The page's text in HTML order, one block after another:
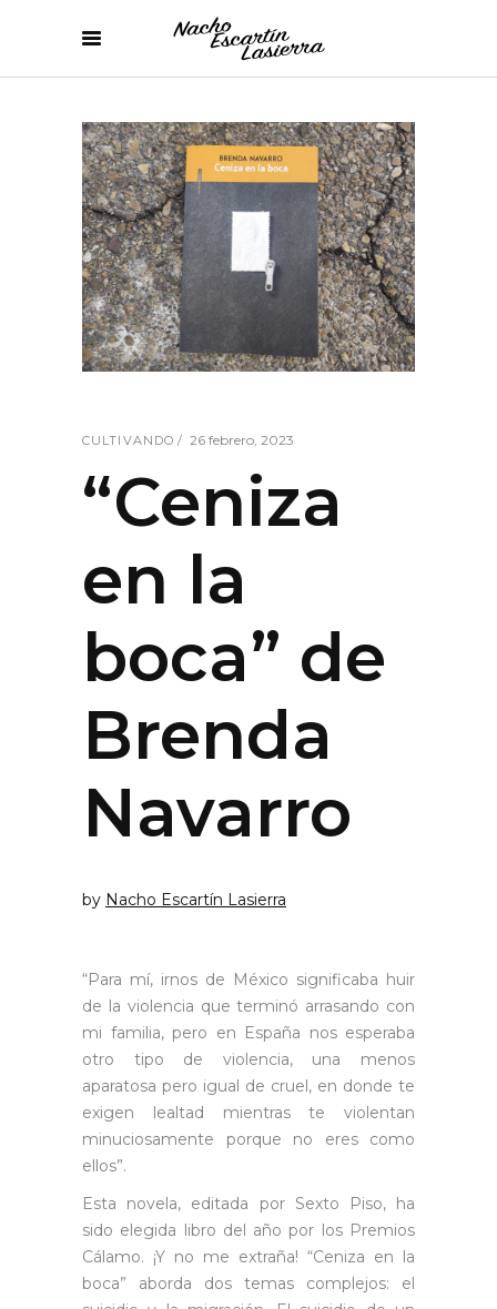
CULTIVANDO 26 febrero, 2023
“Ceniza
en la
boca” de
Brenda
Navarro
by Nacho Escartín Lasierra
“Para mí, irnos de México significaba huir
de la violencia que terminó arrasando con
mi familia, pero en España nos esperaba
otro tipo de violencia, una menos
aparatosa pero igual de cruel, en donde te
exigen lealtad mientras te violentan
minuciosamente porque no eres como
ellos”.
Esta novela, editada por Sexto Piso, ha
sido elegida libro del año por los Premios
Cálamo. ¡Y no me extraña! “Ceniza en la
boca” aborda dos temas complejos: el